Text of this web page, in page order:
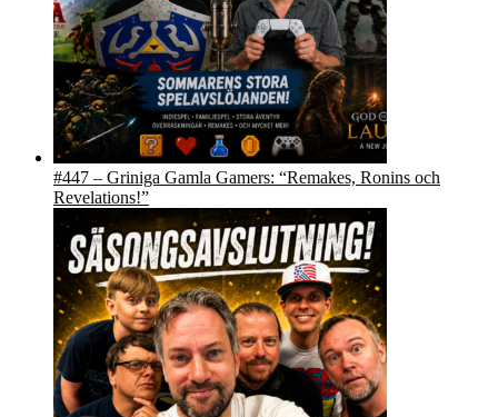
#447 – Griniga Gamla Gamers: “Remakes, Ronins och
Revelations!”